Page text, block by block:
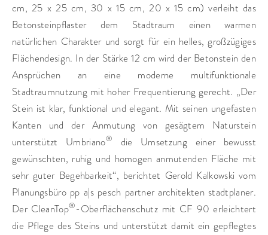
cm, 25 x 25 cm, 30 x 15 cm, 20 x 15 cm) verleiht das
Betonsteinpflaster dem Stadtraum einen warmen
natürlichen Charakter und sorgt für ein helles, großzügiges
Flächendesign. In der Stärke 12 cm wird der Betonstein den
Ansprüchen an eine moderne multifunktionale
Stadtraumnutzung mit hoher Frequentierung gerecht. „Der
Stein ist klar, funktional und elegant. Mit seinen ungefasten
Kanten und der Anmutung von gesägtem Naturstein
unterstützt Umbriano®
die Umsetzung einer bewusst
gewünschten, ruhig und homogen anmutenden Fläche mit
sehr guter Begehbarkeit“, berichtet Gerold Kalkowski vom
Planungsbüro pp a|s pesch partner architekten stadtplaner.
Der CleanTop®-Oberflächenschutz mit CF 90 erleichtert
die Pflege des Steins und unterstützt damit ein gepflegtes